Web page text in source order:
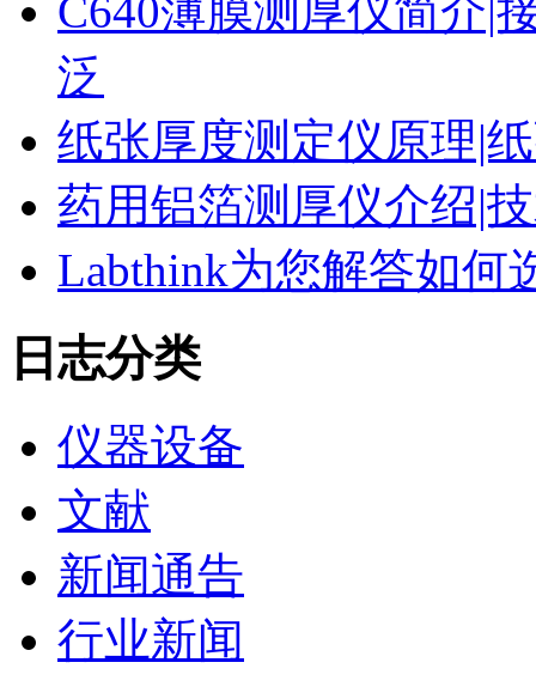
C640薄膜测厚仪简介|
泛
纸张厚度测定仪原理|
药用铝箔测厚仪介绍|
Labthink为您解答如何
日志分类
仪器设备
文献
新闻通告
行业新闻